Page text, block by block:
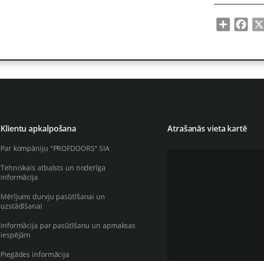
Share
Klientu apkalpošana
Par kompāniju "PROFDOORS" SIA
Tehniskais atbalsts un noderīga
informācija
Mērījumi durvju pasūtīšanai un
uzstādīšanai
Informācija par pasūtīšanu un apmaksas
iespējām
Piegādes informācija
Atrašanās vieta kartē